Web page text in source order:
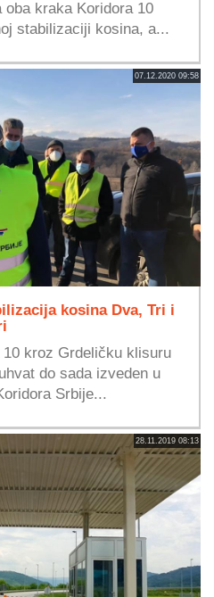
oba kraka Koridora 10
stabilizaciji kosina, a...
07.12.2020 09:58
kosina Dva, Tri i
kroz Grdeličku klisuru
do sada izveden u
Srbije...
28.11.2019 08:13